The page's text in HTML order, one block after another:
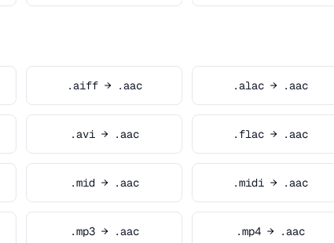
.aiff → .aac .alac → .aac
.avi → .aac .flac → .aac
.mid → .aac .midi → .aac
.mp3 → .aac .mp4 → .aac